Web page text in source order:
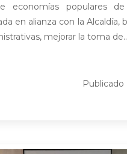
economías populares de
en alianza con la Alcaldía,
mejorar la toma
Publicado